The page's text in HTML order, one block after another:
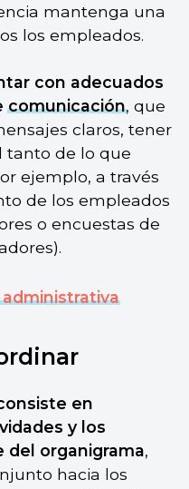
mantenga una
los empleados.
con adecuados
comunicación, que
claros, tener
tanto de lo que
ejemplo, a través
de los empleados
o encuestas de
en
y los
del organigrama,
hacia los